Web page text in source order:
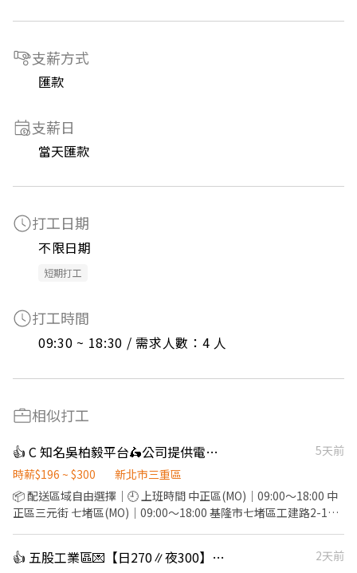
支薪方式
匯款
支薪日
當天匯款
打工日期
不限日期
短期打工
打工時間
09:30 ~ 18:30 / 需求人數：4 人
相似打工
👍 C 知名吳柏毅平台🛵公司提供電動機車、保底+獎金
5天前
時薪$196 ~ $300
新北市三重區
📦 配送區域自由選擇｜🕘 上班時間 中正區(MO)｜09:00～18:00 中
正區三元街 七堵區(MO)｜09:00～18:00 基隆市七堵區工建路2-1號
(PC)｜08:00～17:00 三重區環河南路228號 三重區(PC)｜09:00～
👍 五股工業區💌【日270∥夜300】高錄取率⸝公司供餐⸝免學經歷⸝快速上班⸝周借支
2天前